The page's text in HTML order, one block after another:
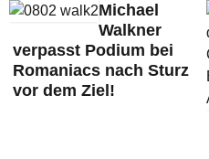
Michael
Walkner
verpasst Podium bei
Romaniacs nach Sturz
vor dem Ziel!